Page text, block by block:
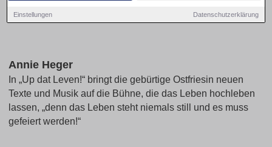
Einstellungen Datenschutzerklärung
Annie Heger
In „Up dat Leven!“ bringt die gebürtige Ostfriesin neuen
Texte und Musik auf die Bühne, die das Leben hochleben
lassen, „denn das Leben steht niemals still und es muss
gefeiert werden!“